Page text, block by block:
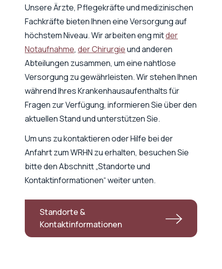
Unsere Ärzte, Pflegekräfte und medizinischen
Fachkräfte bieten Ihnen eine Versorgung auf
höchstem Niveau. Wir arbeiten eng mitder
Notaufnahme, der Chirurgieund anderen
Abteilungen zusammen, um eine nahtlose
Versorgung zu gewährleisten. Wir stehen Ihnen
während Ihres Krankenhausaufenthalts für
Fragen zur Verfügung, informieren Sie über den
aktuellen Stand und unterstützen Sie.
Um uns zu kontaktieren oder Hilfe bei der
Anfahrt zum WRHN zu erhalten, besuchen Sie
bitte den Abschnitt „Standorte und
Kontaktinformationen“ weiter unten.
Standorte &
Kontaktinformationen